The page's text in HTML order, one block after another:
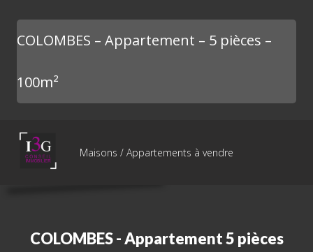
COLOMBES – Appartement – 5 pièces –
100m²
Maisons / Appartements à vendre
COLOMBES - Appartement 5 pièces